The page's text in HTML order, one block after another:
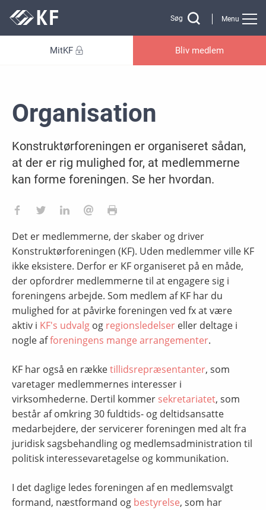
Menu
Søg
MitKF Bliv medlem
Organisation
Konstruktørforeningen er organiseret sådan,
at der er rig mulighed for, at medlemmerne
kan forme foreningen. Se her hvordan.
Det er medlemmerne, der skaber og driver
Konstruktørforeningen (KF). Uden medlemmer ville KF
ikke eksistere. Derfor er KF organiseret på en måde,
der opfordrer medlemmerne til at engagere sig i
foreningens arbejde. Som medlem af KF har du
mulighed for at påvirke foreningen ved fx at være
aktiv i KF's udvalg og regionsledelser eller deltage i
nogle afforeningens mange arrangementer.
KF har også en rækketillidsrepræsentanter, som
varetager medlemmernes interesser i
virksomhederne. Dertil kommer sekretariatet, som
består af omkring 30 fuldtids- og deltidsansatte
medarbejdere, der servicerer foreningen med alt fra
juridisk sagsbehandling og medlemsadministration til
politisk interessevaretagelse og kommunikation.
I det daglige ledes foreningen af en medlemsvalgt
formand, næstformand og bestyrelse, som har